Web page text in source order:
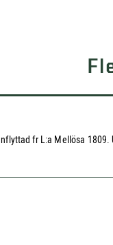
fr L:a Mellösa